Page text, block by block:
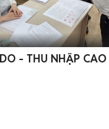
- THU NHẬP CAO